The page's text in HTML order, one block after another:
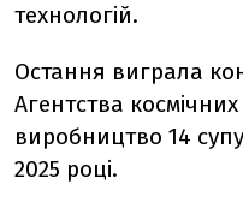
технологій.
Остання виграла
Агентства
виробництво 14
2025 році.